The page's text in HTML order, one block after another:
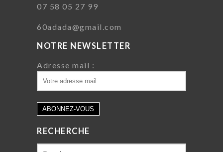
07 58 05 27 99
60adada@gmail.com
NOTRE NEWSLETTER
Adresse mail :
RECHERCHE